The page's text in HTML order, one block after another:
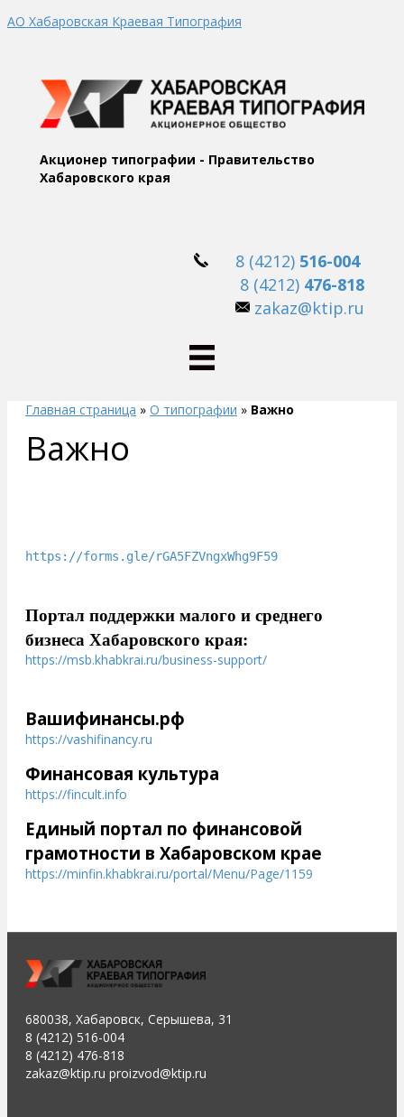
АО Хабаровская Краевая Типография
Акционер типографии - Правительство
Хабаровского края
8 (4212) 516-004
8 (4212) 476-818
zakaz@ktip.ru
Главная страница » О типографии » Важно
Важно
https://forms.gle/rGA5FZVngxWhg9F59
Портал поддержки малого и среднего
бизнеса Хабаровского края:
https://msb.khabkrai.ru/business-support/
Вашифинансы.рф
https://vashifinancy.ru
Финансовая культура
https://fincult.info
Единый портал по финансовой
грамотности в Хабаровском крае
https://minfin.khabkrai.ru/portal/Menu/Page/1159
680038, Хабаровск, Серышева, 31
8 (4212) 516-004
8 (4212) 476-818
zakaz@ktip.ru proizvod@ktip.ru